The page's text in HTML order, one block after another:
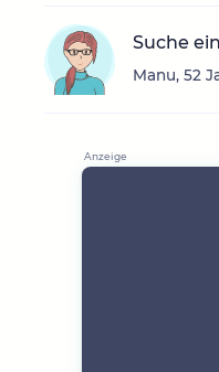
Suche
Manu, 52